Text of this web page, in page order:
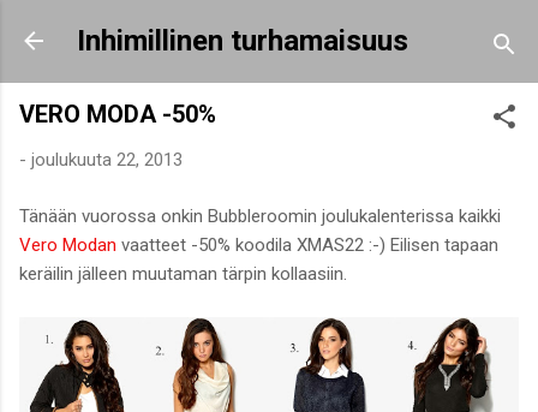
Siirry pääsisältöön
Inhimillinen turhamaisuus
VERO MODA -50%
- joulukuuta 22, 2013
Tänään vuorossa onkin Bubbleroomin joulukalenterissa kaikki
Vero Modan vaatteet -50% koodila XMAS22 :-) Eilisen tapaan
keräilin jälleen muutaman tärpin kollaasiin.